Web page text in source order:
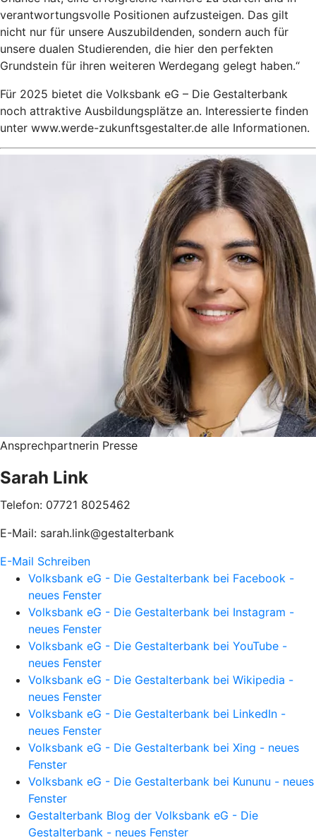
verantwortungsvolle Positionen aufzusteigen. Das gilt
nicht nur für unsere Auszubildenden, sondern auch für
unsere dualen Studierenden, die hier den perfekten
Grundstein für ihren weiteren Werdegang gelegt haben.“
Für 2025 bietet die Volksbank eG – Die Gestalterbank
noch attraktive Ausbildungsplätze an. Interessierte finden
unter www.werde-zukunftsgestalter.de alle Informationen.
Ansprechpartnerin Presse
Sarah Link
Telefon: 07721 8025462
E-Mail: sarah.link@gestalterbank
E-Mail Schreiben
Volksbank eG - Die Gestalterbank bei Facebook -
neues Fenster
Volksbank eG - Die Gestalterbank bei Instagram -
neues Fenster
Volksbank eG - Die Gestalterbank bei YouTube -
neues Fenster
Volksbank eG - Die Gestalterbank bei Wikipedia -
neues Fenster
Volksbank eG - Die Gestalterbank bei LinkedIn -
neues Fenster
Volksbank eG - Die Gestalterbank bei Xing - neues
Fenster
Volksbank eG - Die Gestalterbank bei Kununu - neues
Fenster
Gestalterbank Blog der Volksbank eG - Die
Gestalterbank - neues Fenster